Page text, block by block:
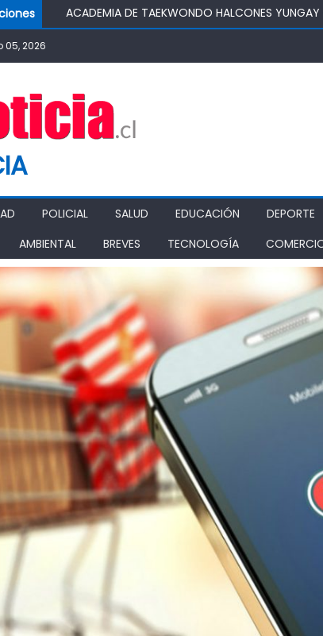
CORTE DE RANCAGUA ORDENA INDEMNIZAR A
RANCAGUA CONTARÁ CON NUEVA
05, 2026
POLICIAL SALUD EDUCACIÓN DEPORTE
AMBIENTAL BREVES TECNOLOGÍA